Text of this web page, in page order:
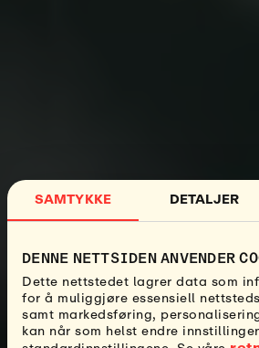
SAMTYKKE DETALJER
DENNE NETTSIDEN ANVENDER
Dette nettstedet lagrer data som
for å muliggjøre essensiell
samt markedsføring,
kan når som helst endre